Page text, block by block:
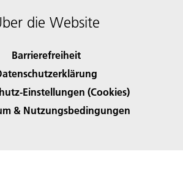
die Website
Barrierefreiheit
Einstellungen (Cookies)
& Nutzungsbedingungen